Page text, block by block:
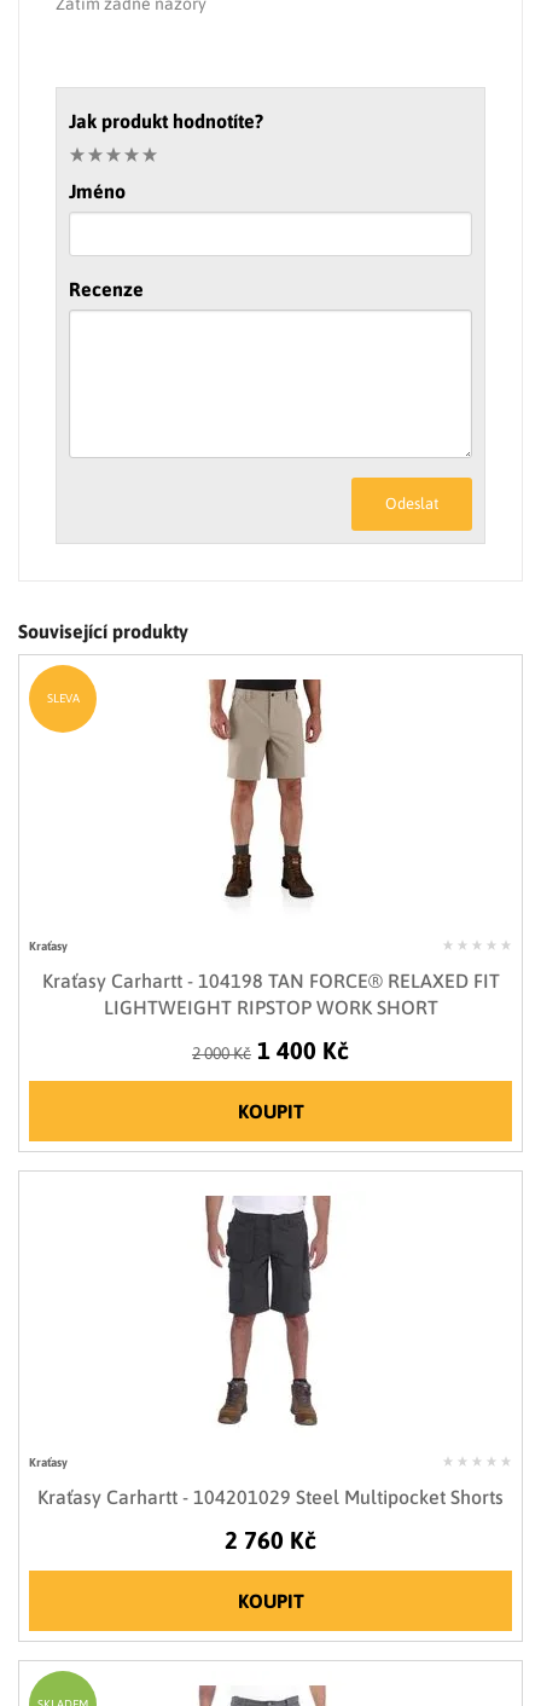
Jak produkt hodnotíte?
Jméno
Recenze
Odeslat
Související produkty
Kraťasy
Kraťasy Carhartt - 104198 TAN FORCE® RELAXED FIT
LIGHTWEIGHT RIPSTOP WORK SHORT
2 000 Kč 1 400 Kč
KOUPIT
SLEVA
Kraťasy
Kraťasy Carhartt - 104201029 Steel Multipocket Shorts
2 760 Kč
KOUPIT